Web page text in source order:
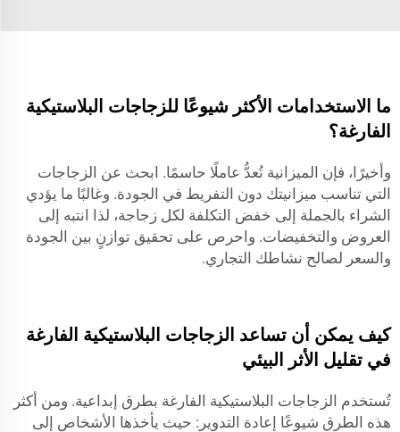
ما الاستخدامات الأكثر شيوعًا للزجاجات البلاستيكية
الفارغة؟
وأخيرًا، فإن الميزانية تُعدُّ عاملًا حاسمًا. ابحث عن الزجاجات
التي تناسب ميزانيتك دون التفريط في الجودة. وغالبًا ما يؤدي
الشراء بالجملة إلى خفض التكلفة لكل زجاجة، لذا انتبه إلى
العروض والتخفيضات. واحرص على تحقيق توازنٍ بين الجودة
والسعر لصالح نشاطك التجاري.
كيف يمكن أن تساعد الزجاجات البلاستيكية الفارغة
في تقليل الأثر البيئي
تُستخدم الزجاجات البلاستيكية الفارغة بطرق إبداعية. ومن أكثر
هذه الطرق شيوعًا إعادة التدوير: حيث يأخذها الأشخاص إلى